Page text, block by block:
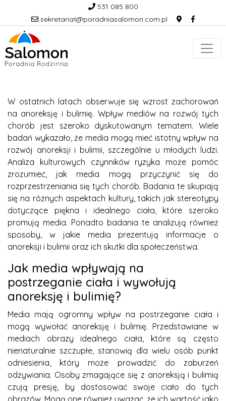
531 085 800
sekretariat@poradniasalomon.com.pl
W ostatnich latach obserwuje się wzrost zachorowań
na anoreksję i bulimię. Wpływ mediów na rozwój tych
chorób jest szeroko dyskutowanym tematem. Wiele
badań wykazało, że media mogą mieć istotny wpływ na
rozwój anoreksji i bulimii, szczególnie u młodych ludzi.
Analiza kulturowych czynników ryzyka może pomóc
zrozumieć, jak media mogą przyczynić się do
rozprzestrzeniania się tych chorób. Badania te skupiają
się na różnych aspektach kultury, takich jak stereotypy
dotyczące piękna i idealnego ciała, które szeroko
promują media. Ponadto badania te analizują również
sposoby, w jakie media prezentują informacje o
anoreksji i bulimii oraz ich skutki dla społeczeństwa.
Jak media wpływają na
postrzeganie ciała i wywołują
anoreksję i bulimię?
Media mają ogromny wpływ na postrzeganie ciała i
mogą wywołać anoreksję i bulimię. Przedstawiane w
mediach obrazy idealnego ciała, które są często
nienaturalnie szczupłe, stanowią dla wielu osób punkt
odniesienia, który może prowadzić do zaburzeń
odżywiania. Osoby zmagające się z anoreksją i bulimią
czują presję, by dostosować swoje ciało do tych
obrazów. Mogą one również uważać, że ich wartość jako